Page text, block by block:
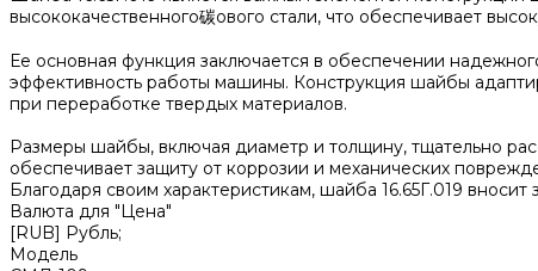
высококачественного碳ового стали, что обеспечивает
Ее основная функция заключается в обеспечении
эффективность работы машины. Конструкция шайбы
при переработке твердых материалов.
Размеры шайбы, включая диаметр и толщину, тщательно
обеспечивает защиту от коррозии и механических
Благодаря своим характеристикам, шайба 16.65Г.019
Валюта для "Цена"
[RUB] Рубль;
Модель